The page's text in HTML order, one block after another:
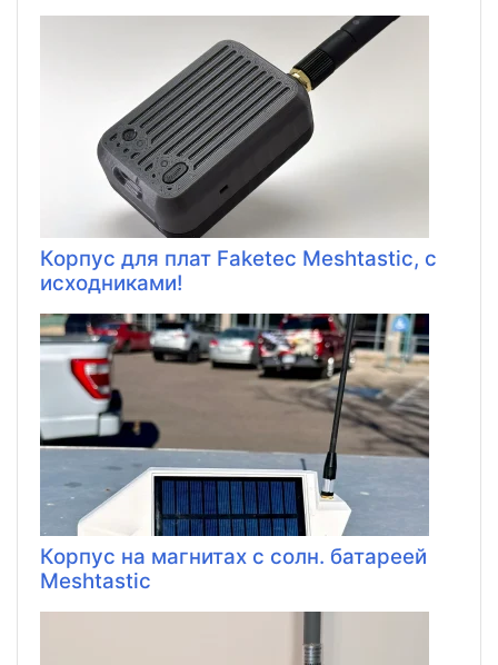
Корпус для плат Faketec Meshtastic, с
исходниками!
Корпус на магнитах с солн. батареей
Meshtastic